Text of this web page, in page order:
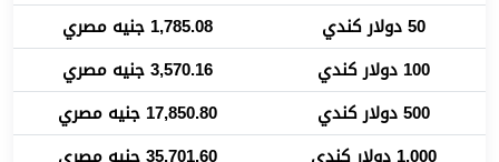
50 دولار كندي
1,785.08 جنيه مصري
100 دولار كندي
3,570.16 جنيه مصري
500 دولار كندي
17,850.80 جنيه مصري